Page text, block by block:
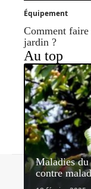
Équipement
Comment faire
jardin ?
Au top
Maladies
contreContact